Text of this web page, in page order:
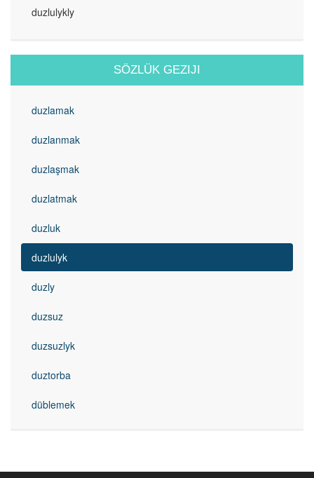
duzlulykly
SÖZLÜK GEZIJI
duzlamak
duzlanmak
duzlaşmak
duzlatmak
duzluk
duzlulyk
duzly
duzsuz
duzsuzlyk
duztorba
düblemek